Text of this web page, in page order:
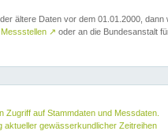
ältere Daten vor dem 01.01.2000, dann
↗ oder an die Bundesanstalt
Zugriff auf Stammdaten und Messdaten.
aktueller gewässerkundlicher Zeitreihen